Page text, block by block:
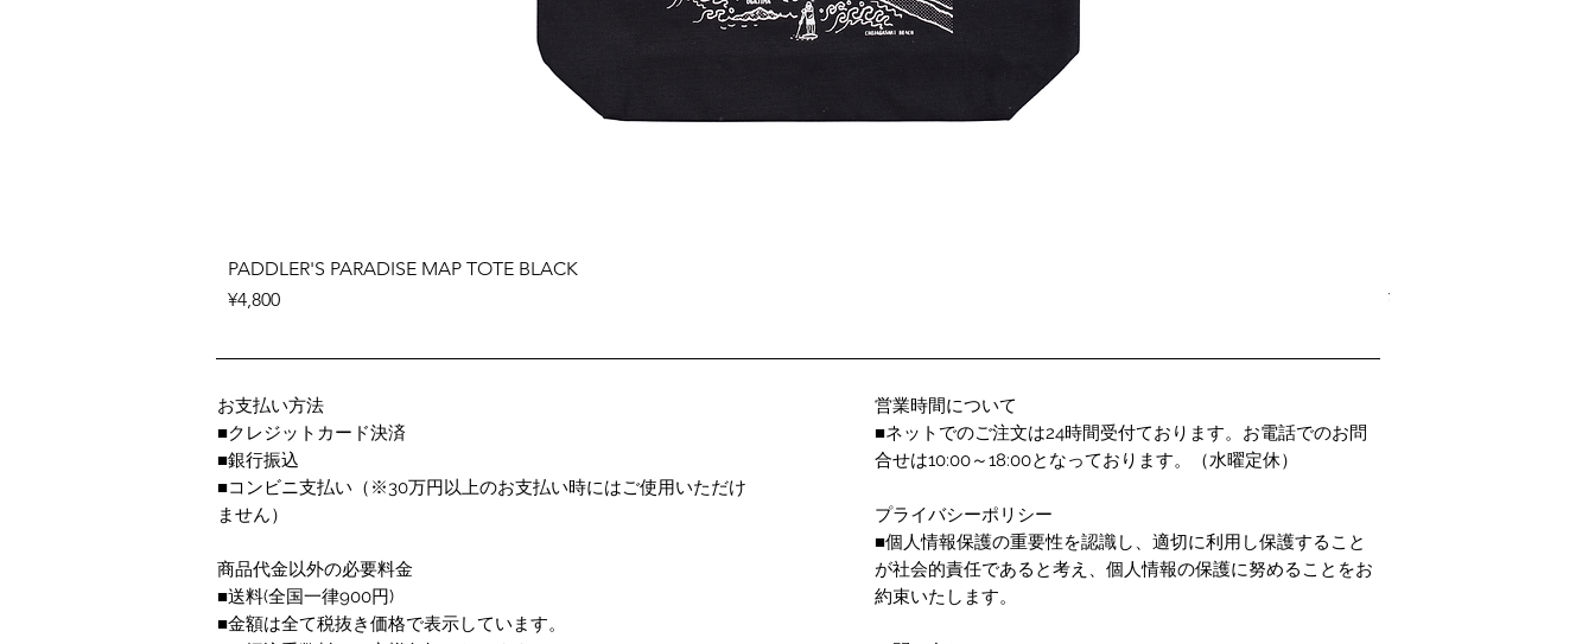
PADDLER'S PARADISE MAP TOTE BLACK
Price
¥4,800
Price
¥4,800
お支払い方法
■クレジットカード決済
■銀行振込
■コンビニ支払い （※30万円以上のお支払い時にはご使用いただけ
ません）
商品代金以外の必要料金
■送料(全国一律900円)
■金額は全て税抜き価格で表示しています。
営業時間について
■ネットでのご注文は24時間受付ております。お電話でのお問
合せは10:00～18:00となっております。（水曜定休）
プライバシーポリシー
■個人情報保護の重要性を認識し、適切に利用し保護すること
が社会的責任であると考え、個人情報の保護に努めることをお
約束いたします。